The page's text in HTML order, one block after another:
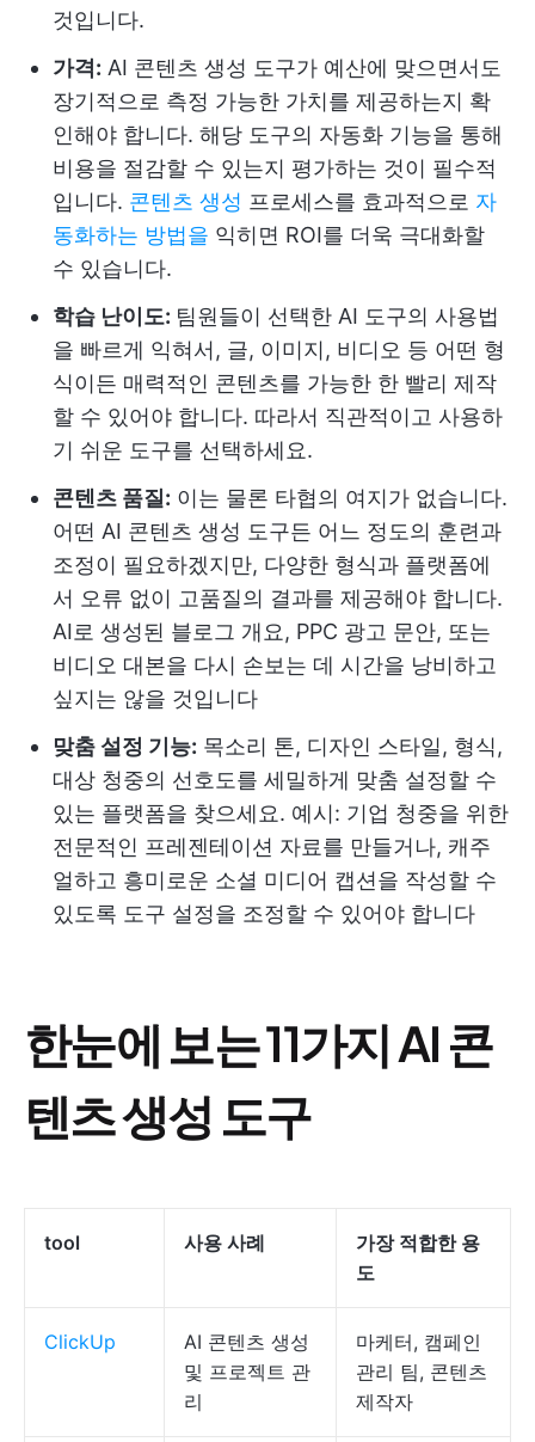
것입니다.
가격: AI 콘텐츠 생성 도구가 예산에 맞으면서도
장기적으로 측정 가능한 가치를 제공하는지 확
인해야 합니다. 해당 도구의 자동화 기능을 통해
비용을 절감할 수 있는지 평가하는 것이 필수적
입니다. 콘텐츠 생성 프로세스를 효과적으로 자
동화하는 방법을 익히면 ROI를 더욱 극대화할
수 있습니다.
학습 난이도: 팀원들이 선택한 AI 도구의 사용법
을 빠르게 익혀서, 글, 이미지, 비디오 등 어떤 형
식이든 매력적인 콘텐츠를 가능한 한 빨리 제작
할 수 있어야 합니다. 따라서 직관적이고 사용하
기 쉬운 도구를 선택하세요.
콘텐츠 품질: 이는 물론 타협의 여지가 없습니다.
어떤 AI 콘텐츠 생성 도구든 어느 정도의 훈련과
조정이 필요하겠지만, 다양한 형식과 플랫폼에
서 오류 없이 고품질의 결과를 제공해야 합니다.
AI로 생성된 블로그 개요, PPC 광고 문안, 또는
비디오 대본을 다시 손보는 데 시간을 낭비하고
싶지는 않을 것입니다
맞춤 설정 기능: 목소리 톤, 디자인 스타일, 형식,
대상 청중의 선호도를 세밀하게 맞춤 설정할 수
있는 플랫폼을 찾으세요. 예시: 기업 청중을 위한
전문적인 프레젠테이션 자료를 만들거나, 캐주
얼하고 흥미로운 소셜 미디어 캡션을 작성할 수
있도록 도구 설정을 조정할 수 있어야 합니다
한눈에 보는 11가지 AI 콘
텐츠 생성 도구
tool 사용 사례
가장 적합한 용
도
ClickUp
AI 콘텐츠 생성
및 프로젝트 관
리
마케터, 캠페인
관리 팀, 콘텐츠
제작자